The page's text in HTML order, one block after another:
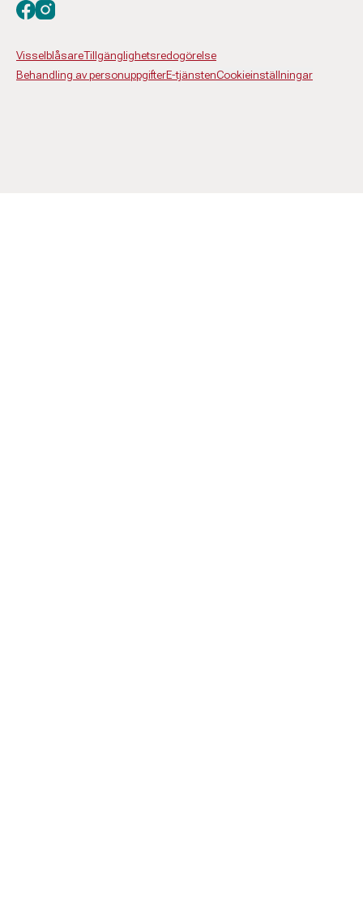
VisselblåsareTillgänglighetsredogörelse
Behandling av personuppgifterE-tjänstenCookieinställningar
Besök oss på facebook
Besök oss på instagram